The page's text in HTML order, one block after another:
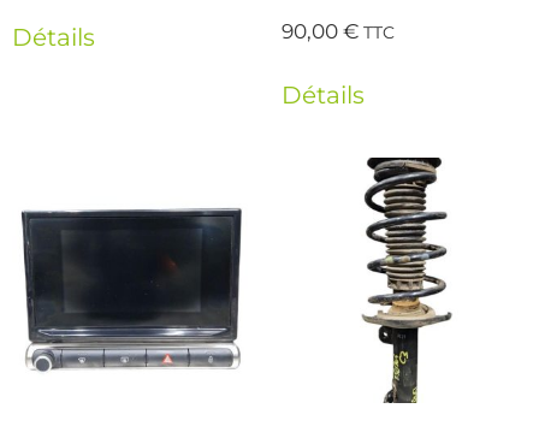
Détails 90,00€ TTC
Détails